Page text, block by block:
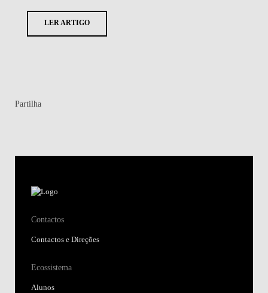
LER ARTIGO
Partilha
Contactos
Contactos e Direções
Ecossistema
Alunos